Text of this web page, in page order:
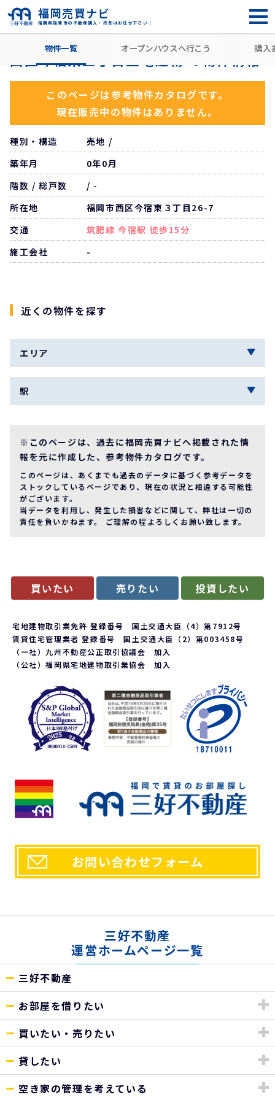
福岡県福岡市の不動産購入・売却はお任せ下さい！
福岡売買ナビ
住所から探す 福岡市西区
物件一覧 オープンハウスへ行こう 購入
西区今宿東三丁目土地建物 の物件情報
このページは参考物件カタログです。
現在販売中の物件はありません。
種別・構造
売地 /
築年月
0年0月
階数 / 総戸数
/ -
所在地
福岡市西区今宿東３丁目26-7
交通
筑肥線 今宿駅 徒歩15分
施工会社
-
近くの物件を探す
エリア
駅
※このページは、過去に福岡売買ナビへ掲載された情
報を元に作成した、参考物件カタログです。
このページは、あくまでも過去のデータに基づく参考データを
ストックしているページであり、現在の状況と相違する可能性
がございます。
当データを利用し、発生した損害などに関して、弊社は一切の
責任を負いかねます。 ご理解の程よろしくお願い致します。
買いたい 売りたい 投資したい
宅地建物取引業免許 登録番号 国土交通大臣（4）第7912号
賃貸住宅管理業者 登録番号 国土交通大臣（2）第003458号
（一社）九州不動産公正取引協議会 加入
（公社）福岡県宅地建物取引業協会 加入
お問い合わせフォーム
三好不動産
運営ホームページ一覧
三好不動産
お部屋を借りたい
買いたい・売りたい
貸したい
空き家の管理を考えている